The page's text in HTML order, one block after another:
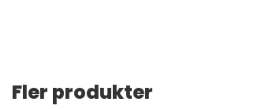
Fler produkter